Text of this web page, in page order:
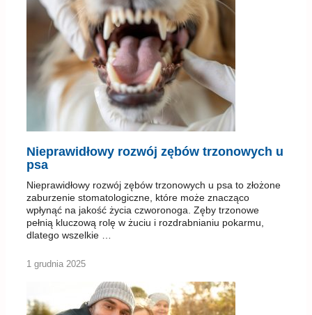
Nieprawidłowy rozwój zębów trzonowych u
psa
Nieprawidłowy rozwój zębów trzonowych u psa to złożone
zaburzenie stomatologiczne, które może znacząco
wpłynąć na jakość życia czworonoga. Zęby trzonowe
pełnią kluczową rolę w żuciu i rozdrabnianiu pokarmu,
dlatego wszelkie …
1 grudnia 2025